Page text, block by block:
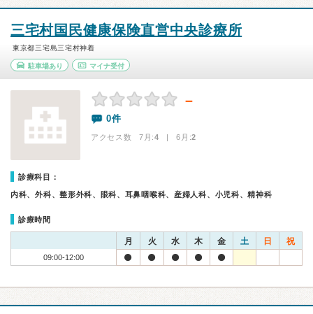
三宅村国民健康保険直営中央診療所
東京都三宅島三宅村神着
駐車場あり マイナ受付
－
0件
アクセス数 7月:4 | 6月:2
診療科目：
内科、外科、整形外科、眼科、耳鼻咽喉科、産婦人科、小児科、精神科
診療時間
月 火 水 木 金 土 日 祝
09:00-12:00